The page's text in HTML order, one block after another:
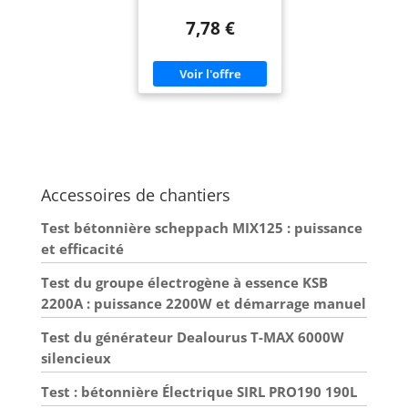
7,78 €
Accessoires de chantiers
Test bétonnière scheppach MIX125 : puissance
et efficacité
Test du groupe électrogène à essence KSB
2200A : puissance 2200W et démarrage manuel
Test du générateur Dealourus T-MAX 6000W
silencieux
Test : bétonnière Électrique SIRL PRO190 190L